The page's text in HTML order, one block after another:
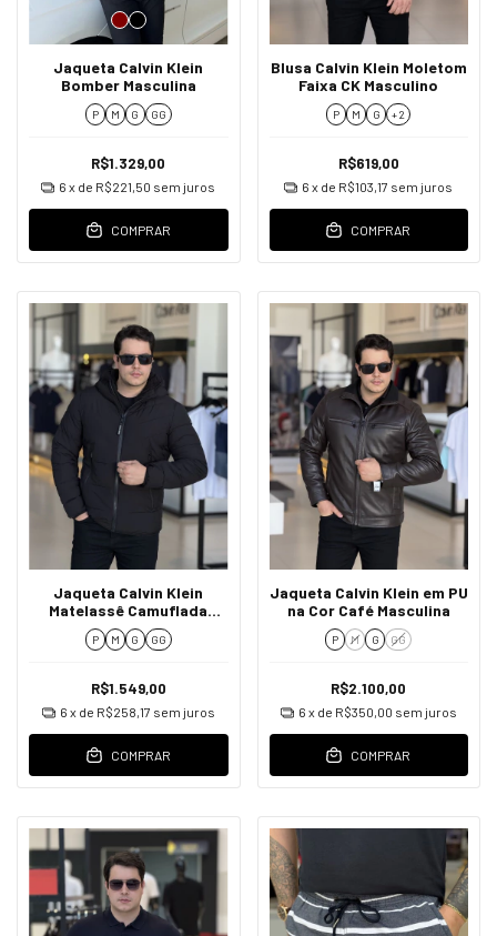
Jaqueta Calvin Klein
Bomber Masculina
P M G GG
R$1.329,00
6 x de R$221,50 sem juros
COMPRAR
Blusa Calvin Klein Moletom
Faixa CK Masculino
P M G + 2
R$619,00
6 x de R$103,17 sem juros
COMPRAR
Jaqueta Calvin Klein
Matelassê Camuflada
Masculina
P M G GG
R$1.549,00
6 x de R$258,17 sem juros
COMPRAR
Jaqueta Calvin Klein em PU
na Cor Café Masculina
P M G GG
R$2.100,00
6 x de R$350,00 sem juros
COMPRAR